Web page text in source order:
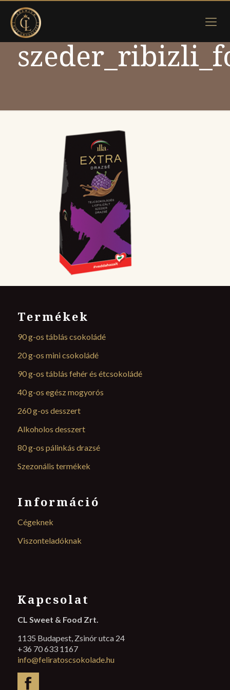
Termékek
90 g-os táblás csokoládé
20 g-os mini csokoládé
90 g-os táblás fehér és étcsokoládé
40 g-os egész mogyorós
260 g-os desszert
Alkoholos desszert
80 g-os pálinkás drazsé
Szezonális termékek
Információ
Cégeknek
Viszonteladóknak
Kapcsolat
CL Sweet & Food Zrt.
1135 Budapest, Zsinór utca 24
+36 70 633 1167
info@feliratoscsokolade.hu